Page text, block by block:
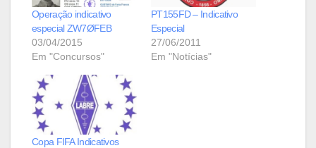
Operação indicativo
especial ZW7ØFEB
03/04/2015
Em "Concursos"
PT155FD – Indicativo
Especial
27/06/2011
Em "Notícias"
Copa FIFA Indicativos